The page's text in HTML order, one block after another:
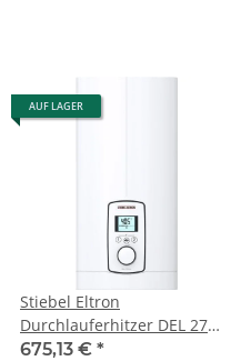
AUF LAGER
Stiebel Eltron
Durchlauferhitzer DEL 27
Plus
675,13 € *